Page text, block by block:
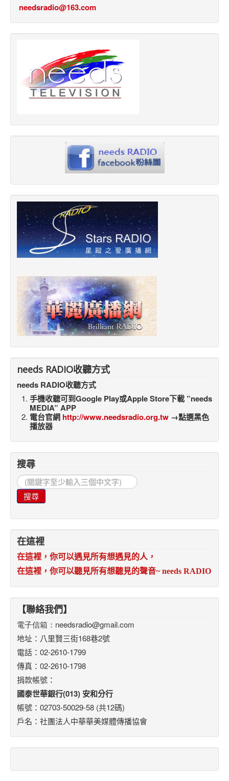
needsradio@163.com
needs RADIO收聽方式
needs RADIO收聽方式
手機收聽可到Google Play或Apple Store下載 ”needs
MEDIA” APP
電台官網 http://www.needsradio.org.tw →點選黑色
播放器
搜尋
搜
尋...
搜尋
在這裡
在這裡，你可以遇見所有想遇見的人，
在這裡，你可以聽見所有想聽見的聲音~ needs RADIO
【聯絡我們】
電子信箱： needsradio@gmail.com
地址：八里賢三街168巷2號
電話：02-2610-1799
傳真：02-2610-1798
捐款帳號：
國泰世華銀行(013) 安和分行
帳號：02703-50029-58 (共12碼)
戶名：社團法人中華華美媒體傳播協會